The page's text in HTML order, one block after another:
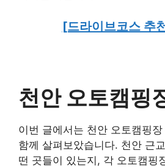
[드라이브코스 추
천안 오토캠핑
이번 글에서는 천안 오토캠핑
함께 살펴보았습니다. 천안 근
떤 곳들이 있는지, 각 오토캠핑